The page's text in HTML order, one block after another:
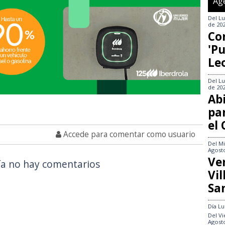
Accede para comentar como usuario
no hay comentarios
Del
de
Del
de
el
Del
Día
Del